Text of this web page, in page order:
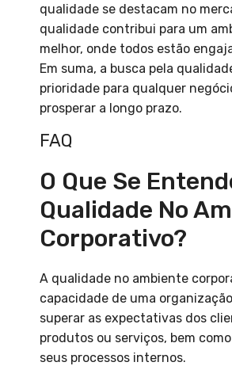
qualidade se destacam no
qualidade contribui para um
melhor, onde todos estão
Em suma, a busca pela
prioridade para qualquer
prosperar a longo prazo.
FAQ
O Que Se
Qualidade No
Corporativo?
A qualidade no ambiente
capacidade de uma
superar as expectativas dos
produtos ou serviços, bem
seus processos internos.